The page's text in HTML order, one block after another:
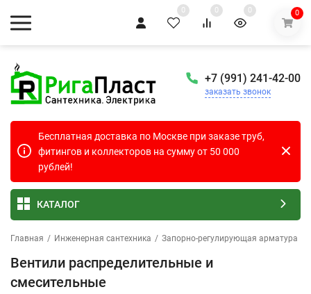
0 0 0 0
+7 (991) 241-42-00
заказать звонок
Бесплатная доставка по Москве при заказе труб,
фитингов и коллекторов на сумму от 50 000
рублей!
КАТАЛОГ
Главная / Инженерная сантехника / Запорно-регулирующая арматура
Вентили распределительные и
смесительные